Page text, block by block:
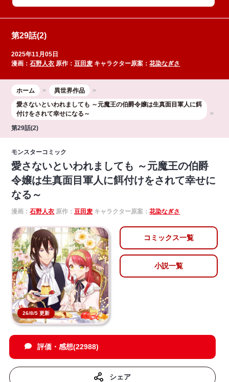
第29話(2)
2025年11月05日
漫画：石野人衣 原作：豆田麦 キャラクター原案：花染なぎさ
ホーム
異世界作品
愛さないといわれましても ～元魔王の伯爵令嬢は生真面目軍人に餌
付けをされて幸せになる～
第29話(2)
モンスターコミック
愛さないといわれましても ～元魔王の伯爵
令嬢は生真面目軍人に餌付けをされて幸せに
なる～
漫画：石野人衣 原作：豆田麦 キャラクター原案：花染なぎさ
26/8/5 更新
コミックス一覧
小説一覧
評価・感想(22988)
シェア